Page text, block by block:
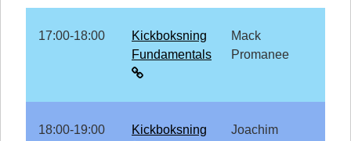
17:00-18:00
Kickboksning
Fundamentals
Mack
Promanee
18:00-19:00 Kickboksning
Joachim